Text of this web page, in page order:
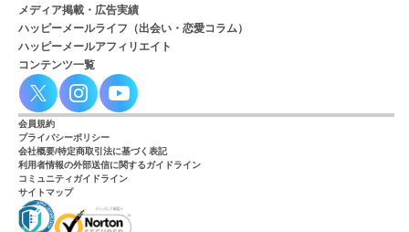
メディア掲載・広告実績
ハッピーメールライフ（出会い・恋愛コラム）
ハッピーメールアフィリエイト
コンテンツ一覧
会員規約
プライバシーポリシー
会社概要/特定商取引法に基づく表記
利用者情報の外部送信に関するガイドライン
コミュニティガイドライン
サイトマップ